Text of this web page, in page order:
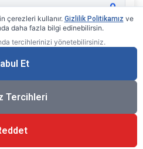
0
zamanlı sayaç
çerezleri kullanır. Gizlilik Politikamız ve
daha fazla bilgi edinebilirsin.
tercihlerinizi yönetebilirsiniz.
Et
Tercihleri